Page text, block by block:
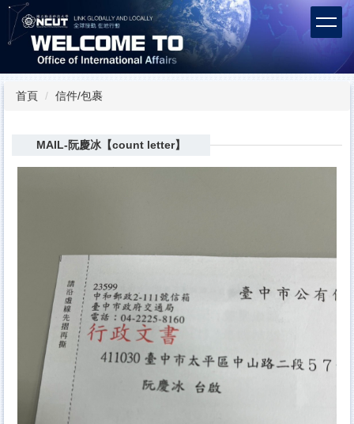
跳
到
主
內
容首頁 信件/包裹
MAIL-阮慶冰【count letter】